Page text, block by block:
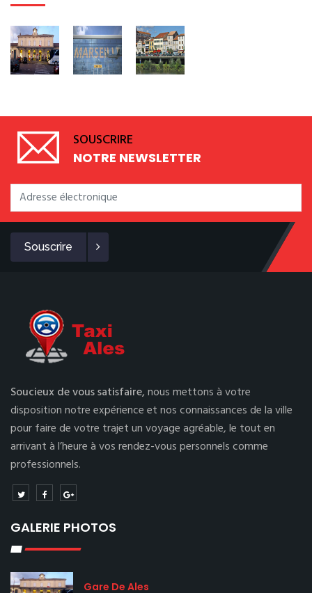
SOUSCRIRE
NOTRE NEWSLETTER
Souscrire
Soucieux de vous satisfaire,nous mettons à votre
disposition notre expérience et nos connaissances de la ville
pour faire de votre trajet un voyage agréable, le tout en
arrivant à l’heure à vos rendez-vous personnels comme
professionnels.
GALERIE PHOTOS
Gare De Ales